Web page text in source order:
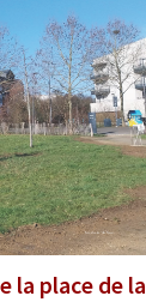
la place de la